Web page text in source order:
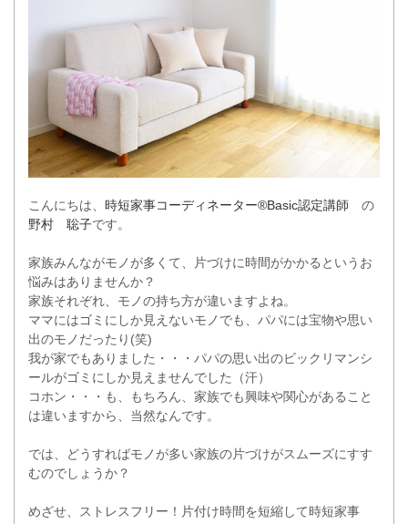
こんにちは、 時短家事コーディネーター®Basic認定講師 の
野村 聡子です。
家族みんながモノが多くて、片づけに時間がかかるというお
悩みはありませんか？
家族それぞれ、モノの持ち方が違いますよね。
ママにはゴミにしか見えないモノでも、パパには宝物や思い
出のモノだったり(笑)
我が家でもありました・・・パパの思い出のビックリマンシ
ールがゴミにしか見えませんでした（汗）
コホン・・・も、もちろん、家族でも興味や関心があること
は違いますから、当然なんです。
では、どうすればモノが多い家族の片づけがスムーズにすす
むのでしょうか？
めざせ、ストレスフリー！片付け時間を短縮して時短家事